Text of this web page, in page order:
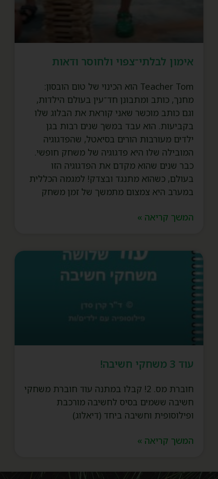
אימון לבלתי־צפוי ולחוסר ודאות
Teacher Tom הוא הכינוי של טום הובסון:
מחנך, כותב ומתבונן חד־עין בעולם הילדות,
וגם כותב מוכשר שאני קוראת את הבלוג שלו
בקביעות. הוא עבד במשך שנים רבות בגן
ילדים מעורבות הורים בסיאטל, שהפדגוגיה
המובילה שלו היא פדגוגיה של משחק חופשי.
כבר שנים שהוא מקדם את הפדגוגיה הזו
בעולם, כשהוא מתנגד ובצדק! למגמה הכללית
במערב היא צמצום מתמשך של זמן משחק
המשך קריאה »
עוד 3 משחקי חשיבה!
חוברת מס. 2! קבלו במתנה עוד חוברת משחקי
חשיבה ששמים בסיס לחשיבה מורכבת
ופילוסופית וחשיבה ביחד (דיאלוג)
המשך קריאה »